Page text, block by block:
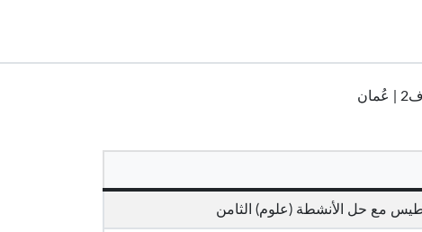
مع حل الأنشطة (علوم) الثامن